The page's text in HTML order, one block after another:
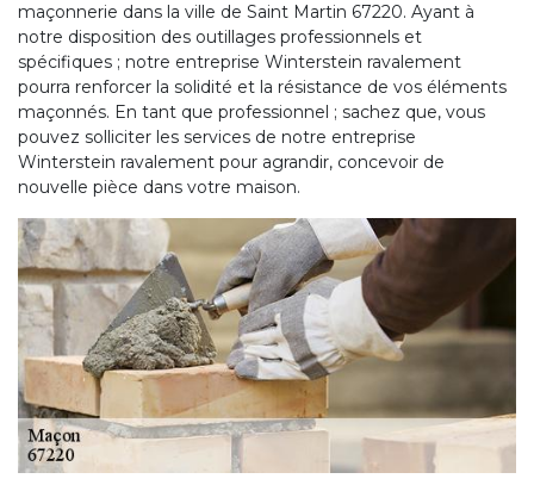
maçonnerie dans la ville de Saint Martin 67220. Ayant à
notre disposition des outillages professionnels et
spécifiques ; notre entreprise Winterstein ravalement
pourra renforcer la solidité et la résistance de vos éléments
maçonnés. En tant que professionnel ; sachez que, vous
pouvez solliciter les services de notre entreprise
Winterstein ravalement pour agrandir, concevoir de
nouvelle pièce dans votre maison.